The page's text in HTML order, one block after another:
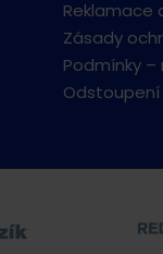
Reklamace
Zásady
Podmínky –